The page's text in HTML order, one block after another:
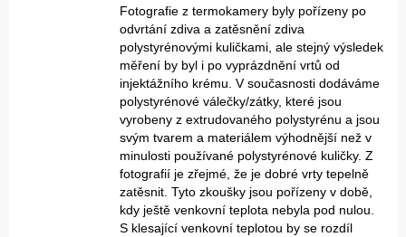
Fotografie z termokamery byly pořízeny po
odvrtání zdiva a zatěsnění zdiva
polystyrénovými kuličkami, ale stejný výsledek
měření by byl i po vyprázdnění vrtů od
injektážního krému. V současnosti dodáváme
polystyrénové válečky/zátky, které jsou
vyrobeny z extrudovaného polystyrénu a jsou
svým tvarem a materiálem výhodnější než v
minulosti používané polystyrénové kuličky. Z
fotografií je zřejmé, že je dobré vrty tepelně
zatěsnit. Tyto zkoušky jsou pořízeny v době,
kdy ještě venkovní teplota nebyla pod nulou.
S klesající venkovní teplotou by se rozdíl